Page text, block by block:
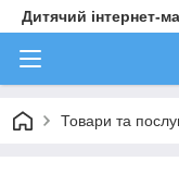
Дитячий інтернет-
Товари та